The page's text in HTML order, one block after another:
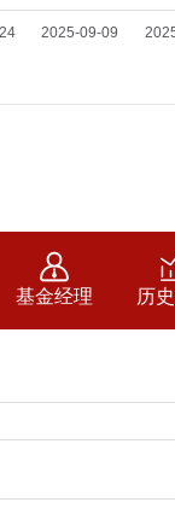
基金经理 历